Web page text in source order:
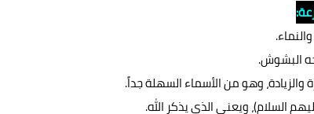
البشوش.
وهو من الأسماء السهلة جداً.
السلام)، ويعني الذي يذكر الله.